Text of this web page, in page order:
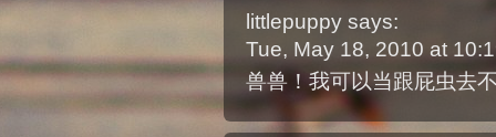
littlepuppy says:
Tue, May 18, 2010 at
兽兽！我可以当跟屁虫去